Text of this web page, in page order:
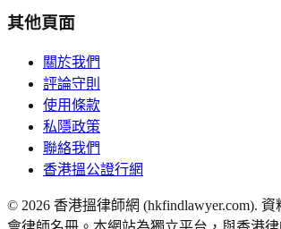
其他頁面
關於我們
評論守則
使用條款
私隱政策
聯絡我們
香港搵公證行網
© 2026 香港搵律師網 (hkfindlawyer.com).